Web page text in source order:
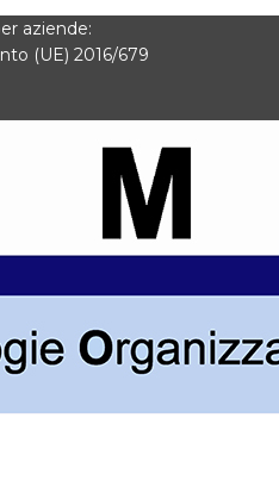
aziende:
(UE) 2016/679